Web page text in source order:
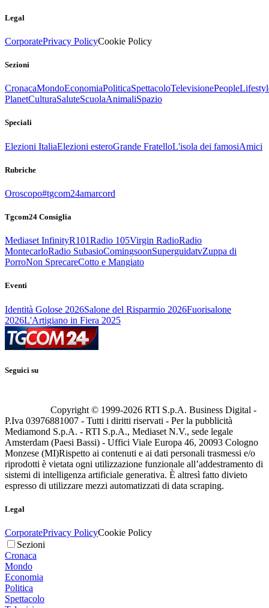
Legal
CorporatePrivacy PolicyCookie Policy
Sezioni
CronacaMondoEconomiaPoliticaSpettacoloTelevisionePeople
PlanetCulturaSaluteScuolaAnimaliSpazio
Speciali
Elezioni ItaliaElezioni esteroGrande FratelloL'isola dei famosiAmici
Rubriche
Oroscopo#tgcom24amarcord
Tgcom24 Consiglia
Mediaset InfinityR101Radio 105Virgin RadioRadio
MontecarloRadio SubasioComingsoonSuperguidatvZuppa di
PorroNon SprecareCotto e Mangiato
Eventi
Identità Golose 2026Salone del Risparmio 2026Fuorisalone
2026L'Artigiano in Fiera 2025
Seguici su
Copyright © 1999-2026 RTI S.p.A. Business Digital -
P.Iva 03976881007 - Tutti i diritti riservati - Per la pubblicità
Mediamond S.p.A. - RTI S.p.A., Mediaset N.V., sede legale
Amsterdam (Paesi Bassi) - Uffici Viale Europa 46, 20093 Cologno
Monzese (MI)Rispetto ai contenuti e ai dati personali trasmessi e/o
riprodotti è vietata ogni utilizzazione funzionale all’addestramento di
sistemi di intelligenza artificiale generativa. È altresì fatto divieto
espresso di utilizzare mezzi automatizzati di data scraping.
Legal
CorporatePrivacy PolicyCookie Policy
Sezioni
Cronaca
Mondo
Economia
Politica
Spettacolo